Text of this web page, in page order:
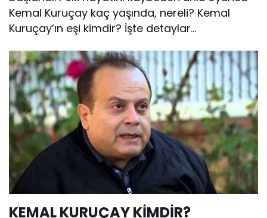
Kemal Kuruçay kaç yaşında, nereli? Kemal
Kuruçay’ın eşi kimdir? İşte detaylar…
KEMAL KURUÇAY KİMDİR?